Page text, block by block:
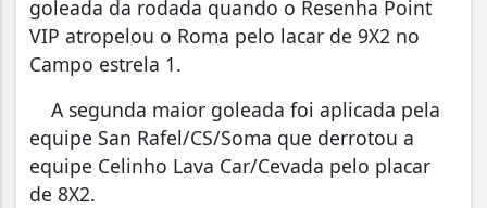
goleada da rodada quando o Resenha Point
VIP atropelou o Roma pelo lacar de 9X2 no
Campo estrela 1.
A segunda maior goleada foi aplicada pela
equipe San Rafel/CS/Soma que derrotou a
equipe Celinho Lava Car/Cevada pelo placar
de 8X2.